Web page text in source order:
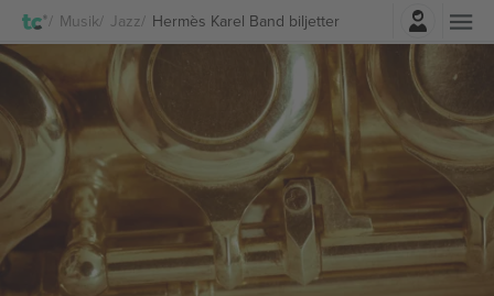
Musik Jazz Hermès Karel Band biljetter
Logga in